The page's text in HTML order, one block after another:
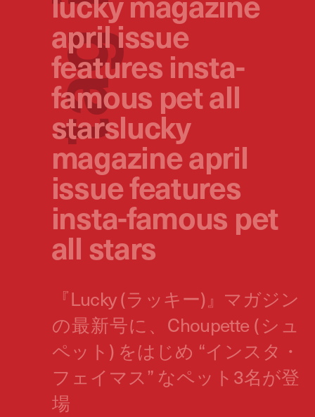
t
a
g
april issue
features insta-
famous pet all
starslucky
magazine april
issue features
insta-famous pet
all stars